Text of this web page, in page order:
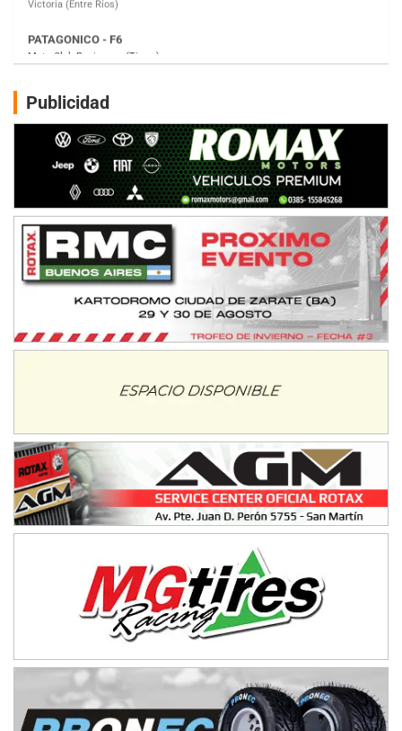
Juventud Unida (Tierra)
Humboldt (Santa Fe)
Ciudad de Avellaneda (Asfalto)
Avellaneda (Santa Fe)
SUR SANTAFESINO - F4
José Samuel Sánchez (Tierra)
Rufino (Santa Fe)
TUCUMANO - F5
Juan Navarro (Asfalto)
El Timbó (Tucumán)
COBERTURA ESPECIAL DE E-KART.COM.AR
IAME SERIES ARGENTINA 6
Trenque Lauquen (Buenos Aires)
ENTRERRIANO - F6 (POSTERGADA)
Parque de la Velocidad (Asfalto)
Villaguay (Entre Ríos)
El Cerro (Tierra)
Victoria (Entre Ríos)
PATAGONICO - F6
Moto Club Reginense (Tierra)
Juventud Unida (Tierra)
Humboldt (Santa Fe)
Publicidad